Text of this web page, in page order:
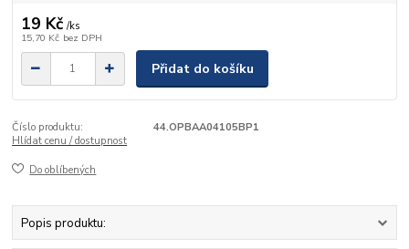
19 Kč /ks
15,70 Kč bez DPH
Přidat do košíku
Číslo produktu:
44.OPBAA04105BP1
Hlídat cenu / dostupnost
Do oblíbených
Popis produktu: